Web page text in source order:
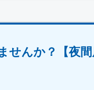
せんか？【夜